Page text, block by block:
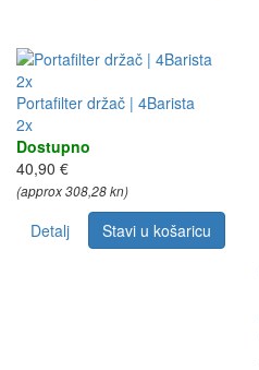
2x
Portafilter držač | 4Barista
2x
Dostupno
40,90 €
(approx 308,28 kn)
Detalj
Stavi u košaricu